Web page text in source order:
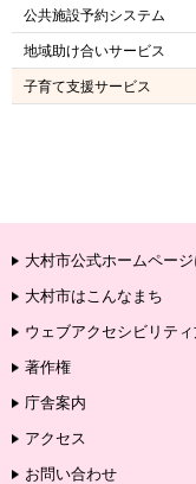
公共施設予約システム
地域助け合いサービス
子育て支援サービス
大村市公式ホームペー
大村市はこんなまち
ウェブアクセシビリテ
著作権
庁舎案内
アクセス
お問い合わせ